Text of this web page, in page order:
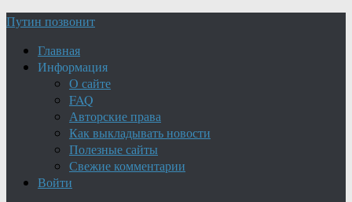
Путин позвонит
Главная
Информация
О сайте
FAQ
Авторские права
Как выкладывать новости
Полезные сайты
Свежие комментарии
Войти